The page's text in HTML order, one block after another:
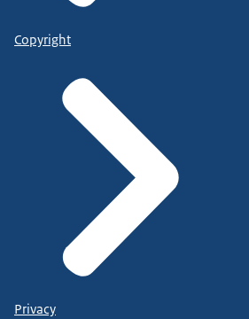
Copyright
Privacy